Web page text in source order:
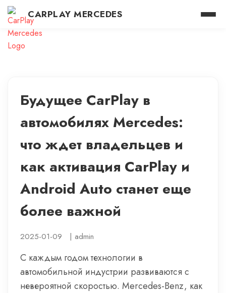
CARPLAY MERCEDES
Будущее CarPlay в
автомобилях Mercedes:
что ждет владельцев и
как активация CarPlay и
Android Auto станет еще
более важной
2025-01-09 | admin
С каждым годом технологии в
автомобильной индустрии развиваются с
невероятной скоростью. Mercedes-Benz, как